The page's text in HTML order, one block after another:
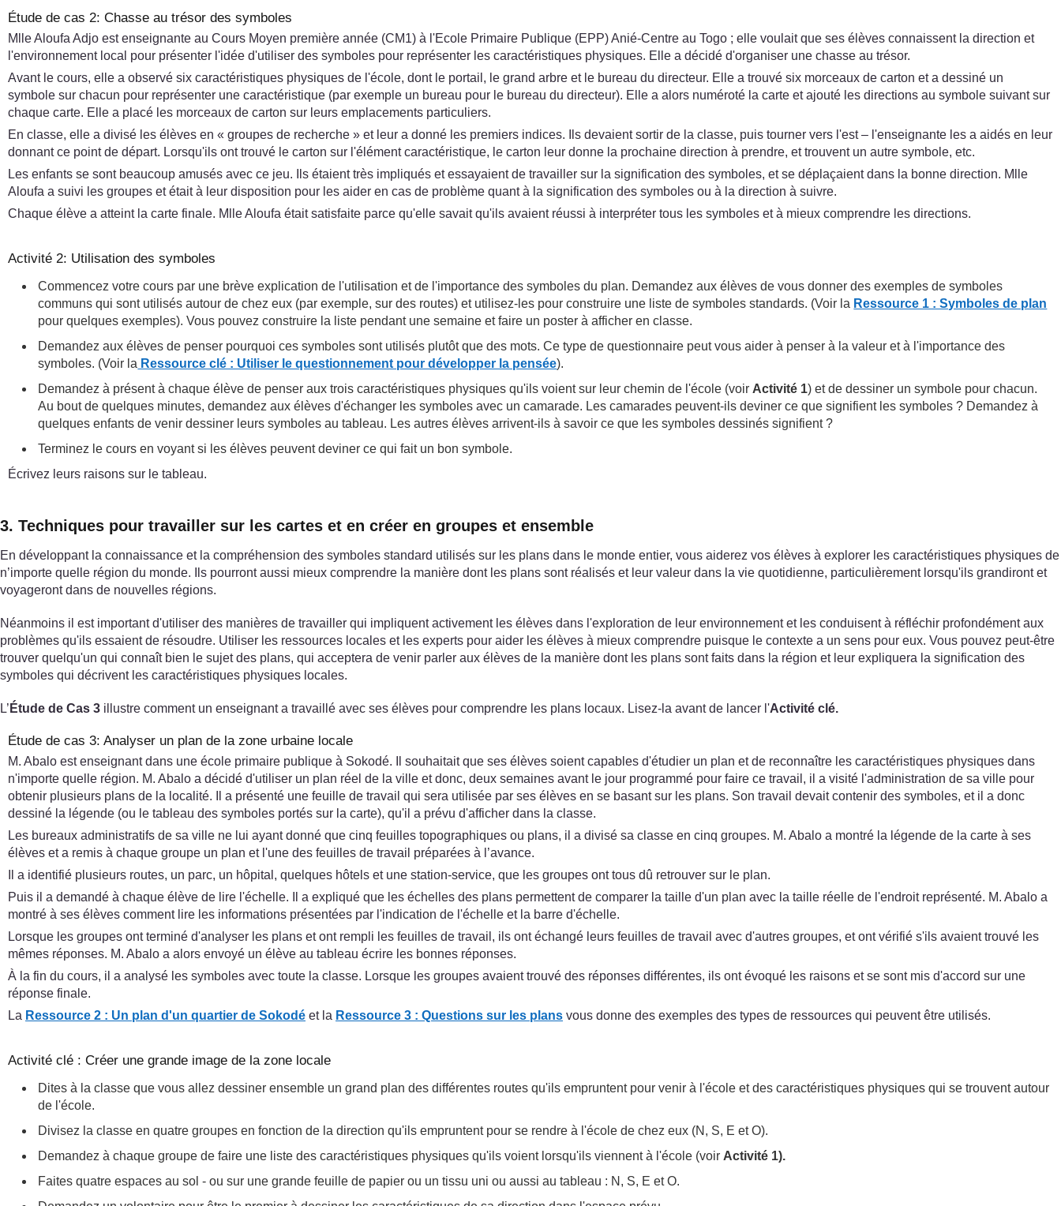
Étude de cas 2: Chasse au trésor des symboles
Mlle Aloufa Adjo est enseignante au Cours Moyen première année (CM1) à l'Ecole Primaire Publique (EPP) Anié-Centre au Togo ; elle voulait que ses élèves connaissent la direction et
l'environnement local pour présenter l'idée d'utiliser des symboles pour représenter les caractéristiques physiques. Elle a décidé d'organiser une chasse au trésor.
Avant le cours, elle a observé six caractéristiques physiques de l'école, dont le portail, le grand arbre et le bureau du directeur. Elle a trouvé six morceaux de carton et a dessiné un
symbole sur chacun pour représenter une caractéristique (par exemple un bureau pour le bureau du directeur). Elle a alors numéroté la carte et ajouté les directions au symbole suivant sur
chaque carte. Elle a placé les morceaux de carton sur leurs emplacements particuliers.
En classe, elle a divisé les élèves en « groupes de recherche » et leur a donné les premiers indices. Ils devaient sortir de la classe, puis tourner vers l'est – l'enseignante les a aidés en leur
donnant ce point de départ. Lorsqu'ils ont trouvé le carton sur l'élément caractéristique, le carton leur donne la prochaine direction à prendre, et trouvent un autre symbole, etc.
Les enfants se sont beaucoup amusés avec ce jeu. Ils étaient très impliqués et essayaient de travailler sur la signification des symboles, et se déplaçaient dans la bonne direction. Mlle
Aloufa a suivi les groupes et était à leur disposition pour les aider en cas de problème quant à la signification des symboles ou à la direction à suivre.
Chaque élève a atteint la carte finale. Mlle Aloufa était satisfaite parce qu'elle savait qu'ils avaient réussi à interpréter tous les symboles et à mieux comprendre les directions.
Activité 2: Utilisation des symboles
Commencez votre cours par une brève explication de l'utilisation et de l'importance des symboles du plan. Demandez aux élèves de vous donner des exemples de symboles
communs qui sont utilisés autour de chez eux (par exemple, sur des routes) et utilisez-les pour construire une liste de symboles standards. (Voir la Ressource 1 : Symboles de plan
pour quelques exemples). Vous pouvez construire la liste pendant une semaine et faire un poster à afficher en classe.
Demandez aux élèves de penser pourquoi ces symboles sont utilisés plutôt que des mots. Ce type de questionnaire peut vous aider à penser à la valeur et à l'importance des
symboles. (Voir la Ressource clé : Utiliser le questionnement pour développer la pensée).
Demandez à présent à chaque élève de penser aux trois caractéristiques physiques qu'ils voient sur leur chemin de l'école (voir Activité 1) et de dessiner un symbole pour chacun.
Au bout de quelques minutes, demandez aux élèves d'échanger les symboles avec un camarade. Les camarades peuvent-ils deviner ce que signifient les symboles ? Demandez à
quelques enfants de venir dessiner leurs symboles au tableau. Les autres élèves arrivent-ils à savoir ce que les symboles dessinés signifient ?
Terminez le cours en voyant si les élèves peuvent deviner ce qui fait un bon symbole.
Écrivez leurs raisons sur le tableau.
3. Techniques pour travailler sur les cartes et en créer en groupes et ensemble
En développant la connaissance et la compréhension des symboles standard utilisés sur les plans dans le monde entier, vous aiderez vos élèves à explorer les caractéristiques physiques de
n’importe quelle région du monde. Ils pourront aussi mieux comprendre la manière dont les plans sont réalisés et leur valeur dans la vie quotidienne, particulièrement lorsqu'ils grandiront et
voyageront dans de nouvelles régions.
Néanmoins il est important d'utiliser des manières de travailler qui impliquent activement les élèves dans l'exploration de leur environnement et les conduisent à réfléchir profondément aux
problèmes qu'ils essaient de résoudre. Utiliser les ressources locales et les experts pour aider les élèves à mieux comprendre puisque le contexte a un sens pour eux. Vous pouvez peut-être
trouver quelqu'un qui connaît bien le sujet des plans, qui acceptera de venir parler aux élèves de la manière dont les plans sont faits dans la région et leur expliquera la signification des
symboles qui décrivent les caractéristiques physiques locales.
L’ Étude de Cas 3 illustre comment un enseignant a travaillé avec ses élèves pour comprendre les plans locaux. Lisez-la avant de lancer l'Activité clé.
Étude de cas 3: Analyser un plan de la zone urbaine locale
M. Abalo est enseignant dans une école primaire publique à Sokodé. Il souhaitait que ses élèves soient capables d'étudier un plan et de reconnaître les caractéristiques physiques dans
n'importe quelle région. M. Abalo a décidé d'utiliser un plan réel de la ville et donc, deux semaines avant le jour programmé pour faire ce travail, il a visité l'administration de sa ville pour
obtenir plusieurs plans de la localité. Il a présenté une feuille de travail qui sera utilisée par ses élèves en se basant sur les plans. Son travail devait contenir des symboles, et il a donc
dessiné la légende (ou le tableau des symboles portés sur la carte), qu'il a prévu d'afficher dans la classe.
Les bureaux administratifs de sa ville ne lui ayant donné que cinq feuilles topographiques ou plans, il a divisé sa classe en cinq groupes. M. Abalo a montré la légende de la carte à ses
élèves et a remis à chaque groupe un plan et l'une des feuilles de travail préparées à l’avance.
Il a identifié plusieurs routes, un parc, un hôpital, quelques hôtels et une station-service, que les groupes ont tous dû retrouver sur le plan.
Puis il a demandé à chaque élève de lire l'échelle. Il a expliqué que les échelles des plans permettent de comparer la taille d'un plan avec la taille réelle de l'endroit représenté. M. Abalo a
montré à ses élèves comment lire les informations présentées par l'indication de l'échelle et la barre d'échelle.
Lorsque les groupes ont terminé d'analyser les plans et ont rempli les feuilles de travail, ils ont échangé leurs feuilles de travail avec d'autres groupes, et ont vérifié s'ils avaient trouvé les
mêmes réponses. M. Abalo a alors envoyé un élève au tableau écrire les bonnes réponses.
À la fin du cours, il a analysé les symboles avec toute la classe. Lorsque les groupes avaient trouvé des réponses différentes, ils ont évoqué les raisons et se sont mis d'accord sur une
réponse finale.
La Ressource 2 : Un plan d'un quartier de Sokodé et la Ressource 3 : Questions sur les plans vous donne des exemples des types de ressources qui peuvent être utilisés.
Activité clé : Créer une grande image de la zone locale
Dites à la classe que vous allez dessiner ensemble un grand plan des différentes routes qu'ils empruntent pour venir à l'école et des caractéristiques physiques qui se trouvent autour
de l'école.
Divisez la classe en quatre groupes en fonction de la direction qu'ils empruntent pour se rendre à l'école de chez eux (N, S, E et O).
Demandez à chaque groupe de faire une liste des caractéristiques physiques qu'ils voient lorsqu'ils viennent à l'école (voir Activité 1).
Faites quatre espaces au sol - ou sur une grande feuille de papier ou un tissu uni ou aussi au tableau : N, S, E et O.